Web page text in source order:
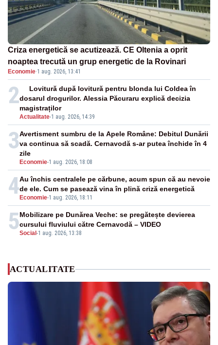
Criza energetică se acutizează. CE Oltenia a oprit
noaptea trecută un grup energetic de la Rovinari
Economie·1 aug. 2026, 13:41
2
Actualitate-1 aug. 2026, 14:39
Lovitură după lovitură pentru blonda lui Coldea în
dosarul drogurilor. Alessia Păcuraru explică decizia
magistraților
3
Economie-1 aug. 2026, 18:08
Avertisment sumbru de la Apele Române: Debitul Dunării
va continua să scadă. Cernavodă s-ar putea închide în 4
zile
4 Economie-1 aug. 2026, 18:11
Au închis centralele pe cărbune, acum spun că au nevoie
de ele. Cum se pasează vina în plină criză energetică
5Social -1 aug. 2026, 13:38
Mobilizare pe Dunărea Veche: se pregătește devierea
cursului fluviului către Cernavodă – VIDEO
ACTUALITATE